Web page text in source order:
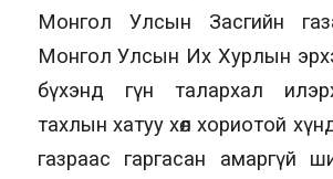
Монгол Улсын Засгийн
Монгол Улсын Их Хурлын
бүхэнд гүн талархал
тахлын хатуу хөл хориотой
газраас гаргасан амаргүй